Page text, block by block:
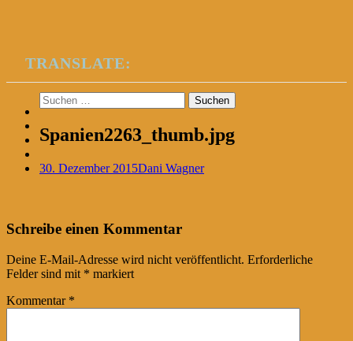
TRANSLATE:
Suchen
nach:
Spanien2263_thumb.jpg
30. Dezember 2015Dani Wagner
Post
navigation
←
Schreibe einen Kommentar
Deine E-Mail-Adresse wird nicht veröffentlicht. Erforderliche
Felder sind mit * markiert
Kommentar *